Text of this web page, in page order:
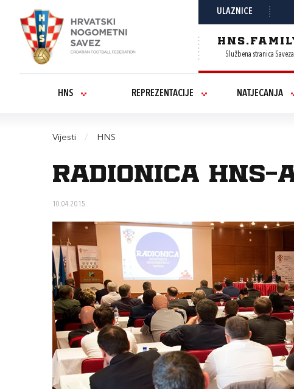
ULAZNICE
Službena stranica Saveza
HNS REPREZENTACIJE NATJECANJA
Vijesti / HNS
Radionica
10.04.2015.